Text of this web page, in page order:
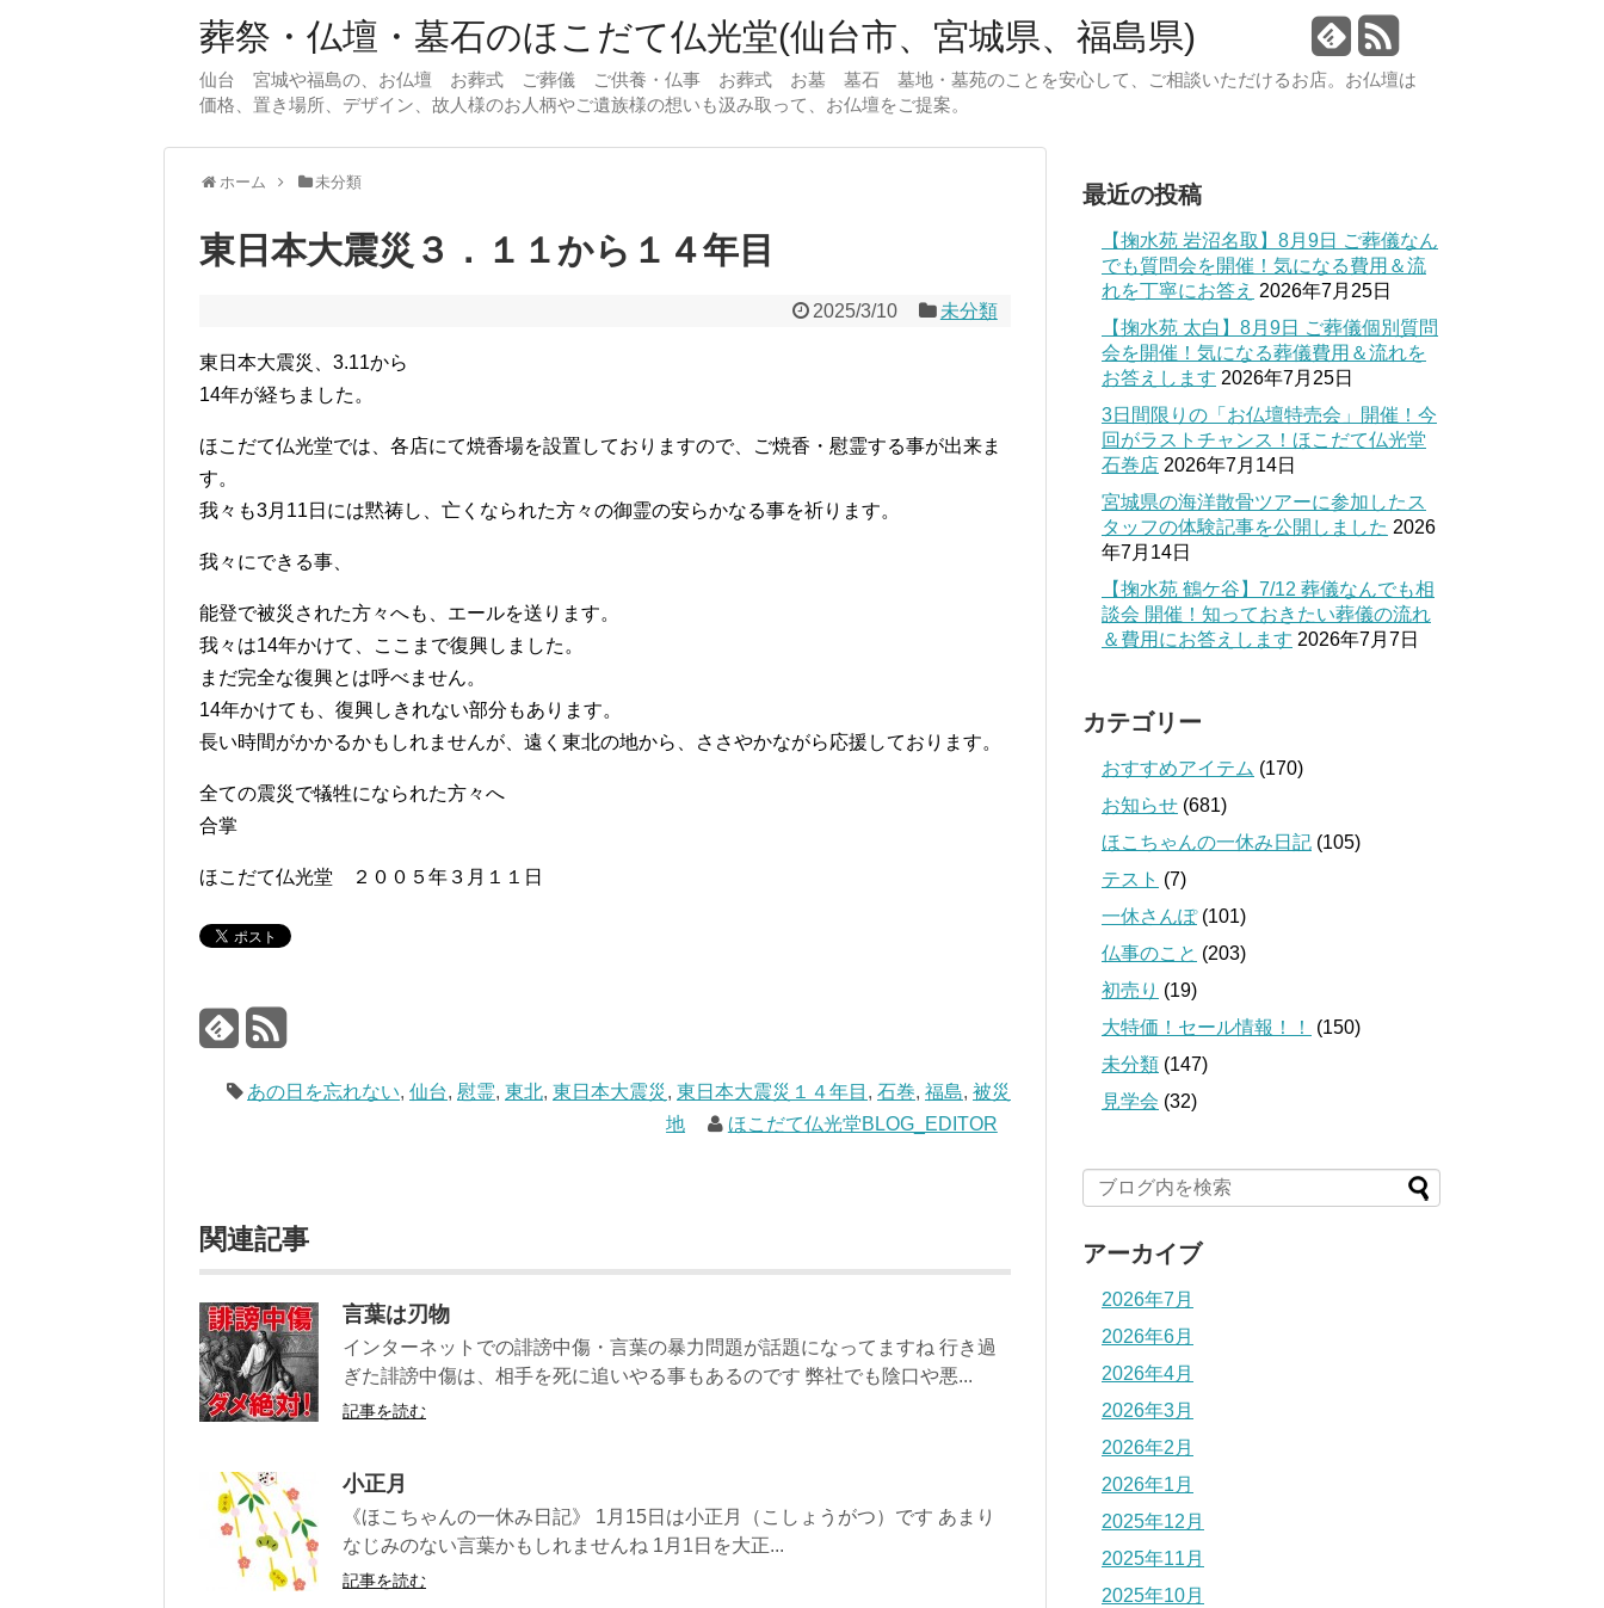
葬祭・仏壇・墓石のほこだて仏光堂(仙台市、宮城県、福島県)
仙台 宮城や福島の、お仏壇 お葬式 ご葬儀 ご供養・仏事 お葬式 お墓 墓石 墓地・墓苑のことを安心して、ご相談いただけるお店。お仏壇は
価格、置き場所、デザイン、故人様のお人柄やご遺族様の想いも汲み取って、お仏壇をご提案。
ホーム 未分類
東日本大震災３．１１から１４年目
2025/3/10 未分類
東日本大震災、3.11から
14年が経ちました。
ほこだて仏光堂では、各店にて焼香場を設置しておりますので、ご焼香・慰霊する事が出来ま
す。
我々も3月11日には黙祷し、亡くなられた方々の御霊の安らかなる事を祈ります。
我々にできる事、
能登で被災された方々へも、エールを送ります。
我々は14年かけて、ここまで復興しました。
まだ完全な復興とは呼べません。
14年かけても、復興しきれない部分もあります。
長い時間がかかるかもしれませんが、遠く東北の地から、ささやかながら応援しております。
全ての震災で犠牲になられた方々へ
合掌
ほこだて仏光堂 ２００５年３月１１日
あの日を忘れない, 仙台, 慰霊, 東北, 東日本大震災 , 東日本大震災１４年目 , 石巻, 福島, 被災
地
ほこだて仏光堂BLOG_EDITOR
関連記事
言葉は刃物
インターネットでの誹謗中傷・言葉の暴力問題が話題になってますね 行き過
ぎた誹謗中傷は、相手を死に追いやる事もあるのです 弊社でも陰口や悪...
記事を読む
小正月
《ほこちゃんの一休み日記》 1月15日は小正月（こしょうがつ）です あまり
なじみのない言葉かもしれませんね 1月1日を大正...
記事を読む
最近の投稿
【掬水苑 岩沼名取】8月9日 ご葬儀なん
でも質問会を開催！気になる費用＆流
れを丁寧にお答え 2026年7月25日
【掬水苑 太白】8月9日 ご葬儀個別質問
会を開催！気になる葬儀費用＆流れを
お答えします 2026年7月25日
3日間限りの「お仏壇特売会」開催！今
回がラストチャンス！ほこだて仏光堂
石巻店 2026年7月14日
宮城県の海洋散骨ツアーに参加したス
タッフの体験記事を公開しました 2026
年7月14日
【掬水苑 鶴ケ谷】7/12 葬儀なんでも相
談会 開催！知っておきたい葬儀の流れ
＆費用にお答えします 2026年7月7日
カテゴリー
おすすめアイテム (170)
お知らせ (681)
ほこちゃんの一休み日記 (105)
テスト (7)
一休さんぽ(101)
仏事のこと (203)
初売り (19)
大特価！セール情報！！
(150)
未分類 (147)
見学会 (32)
アーカイブ
2026年7月
2026年6月
2026年4月
2026年3月
2026年2月
2026年1月
2025年12月
2025年11月
2025年10月